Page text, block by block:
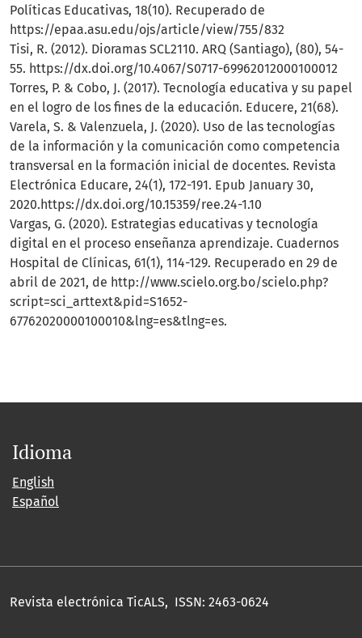
Políticas Educativas, 18(10). Recuperado de
https://epaa.asu.edu/ojs/article/view/755/832
Tisi, R. (2012). Dioramas SCL2110. ARQ (Santiago), (80), 54-
55. https://dx.doi.org/10.4067/S0717-69962012000100012
Torres, P. & Cobo, J. (2017). Tecnología educativa y su papel
en el logro de los fines de la educación. Educere, 21(68).
Varela, S. & Valenzuela, J. (2020). Uso de las tecnologías
de la información y la comunicación como competencia
transversal en la formación inicial de docentes. Revista
Electrónica Educare, 24(1), 172-191. Epub January 30,
2020.https://dx.doi.org/10.15359/ree.24-1.10
Vargas, G. (2020). Estrategias educativas y tecnología
digital en el proceso enseñanza aprendizaje. Cuadernos
Hospital de Clínicas, 61(1), 114-129. Recuperado en 29 de
abril de 2021, de http://www.scielo.org.bo/scielo.php?
script=sci_arttext&pid=S1652-
67762020000100010&lng=es&tlng=es.
Idioma
English
Español
Revista electrónica TicALS, ISSN: 2463-0624